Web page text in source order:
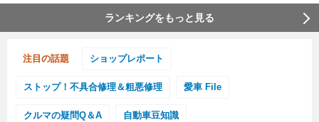
ランキングをもっと見る
注目の話題 ショップレポート
ストップ！不具合修理＆粗悪修理 愛車 File
クルマの疑問Q＆A 自動車豆知識